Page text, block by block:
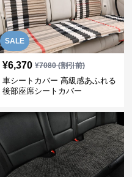
SALE
¥6,370 ¥7080(割引前)
車シートカバー 高級感あふれる
後部座席シートカバー